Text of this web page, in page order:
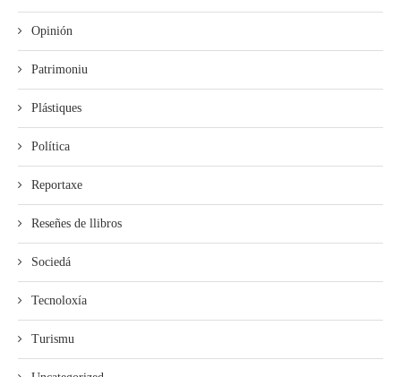
Opinión
Patrimoniu
Plástiques
Política
Reportaxe
Reseñes de llibros
Sociedá
Tecnoloxía
Turismu